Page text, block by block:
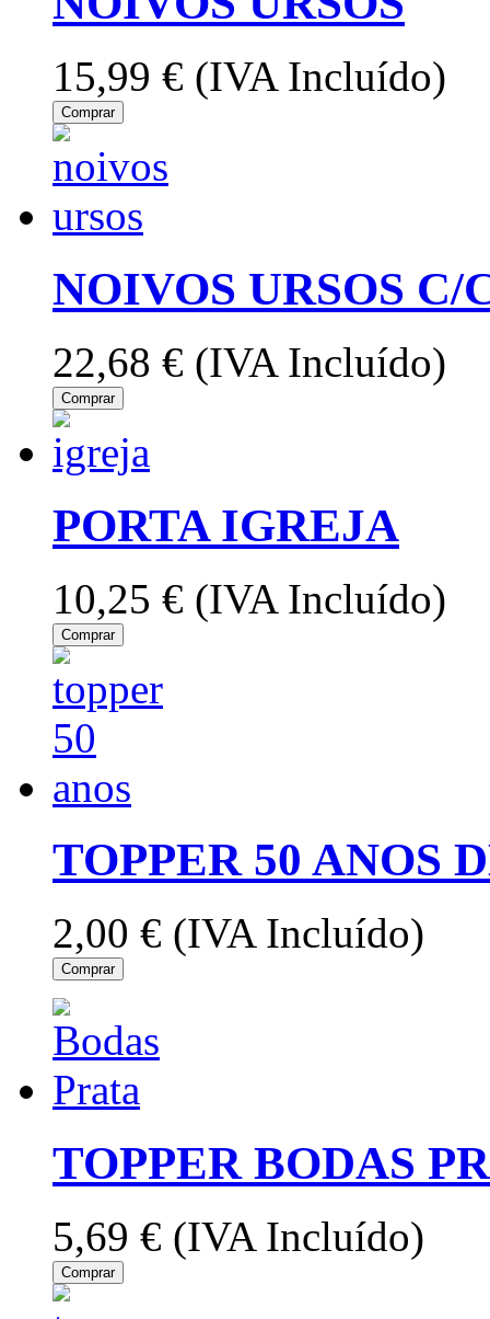
15,99 € (IVA Incluído)
Comprar
NOIVOS URSOS C/
22,68 € (IVA Incluído)
Comprar
PORTA IGREJA
10,25 € (IVA Incluído)
Comprar
TOPPER 50 ANOS
2,00 € (IVA Incluído)
Comprar
TOPPER BODAS
5,69 € (IVA Incluído)
Comprar